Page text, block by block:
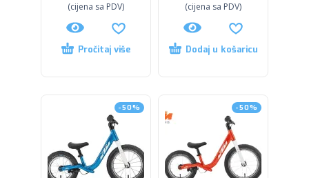
(cijena sa PDV)
Pročitaj više
(cijena sa PDV)
Dodaj u košaricu
-50% -50%